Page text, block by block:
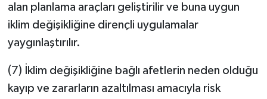
alan planlama araçları geliştirilir ve buna uygun
iklim değişikliğine dirençli uygulamalar
yaygınlaştırılır.
(7) İklim değişikliğine bağlı afetlerin neden olduğu
kayıp ve zararların azaltılması amacıyla risk